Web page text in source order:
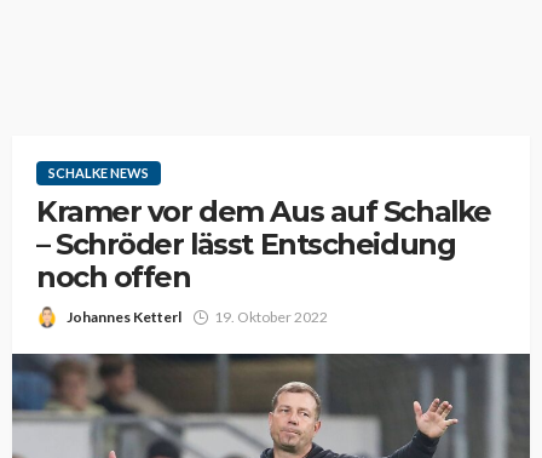
SCHALKE NEWS
Kramer vor dem Aus auf Schalke
– Schröder lässt Entscheidung
noch offen
Johannes Ketterl 19. Oktober 2022